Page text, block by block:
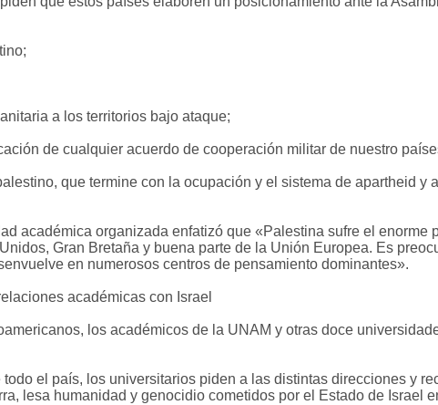
a los territorios bajo ataque;
de cualquier acuerdo de cooperación militar de nuestro
que termine con la ocupación y el sistema de apartheid y
académica organizada enfatizó que «Palestina sufre el enorme
Gran Bretaña y buena parte de la Unión Europea. Es
en numerosos centros de pensamiento dominantes».
académicas con Israel
los académicos de la UNAM y otras doce
el país, los universitarios piden a las distintas direcciones y
lesa humanidad y genocidio cometidos por el Estado de Israel